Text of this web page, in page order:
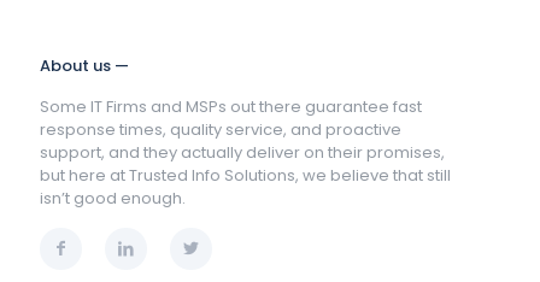
About us —
Some IT Firms and MSPs out there guarantee fast
response times, quality service, and proactive
support, and they actually deliver on their promises,
but here at Trusted Info Solutions, we believe that still
isn’t good enough.